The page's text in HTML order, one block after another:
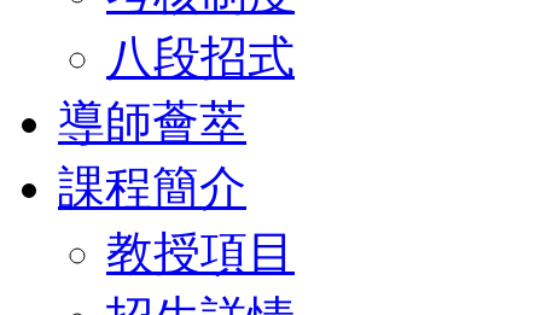
八段招式
導師薈萃
課程簡介
教授項目